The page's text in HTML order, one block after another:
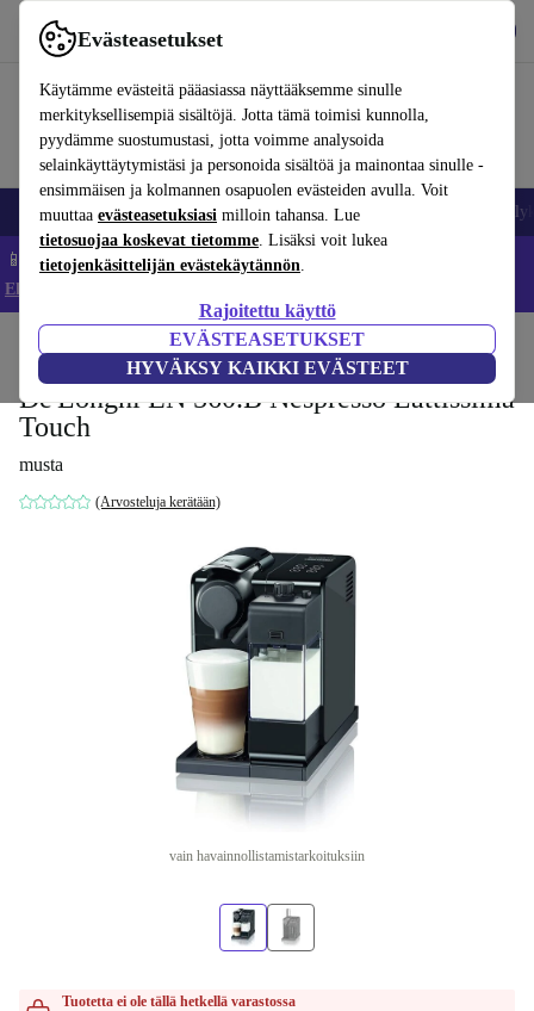
Evästeasetukset
Käytämme evästeitä pääasiassa näyttääksemme sinulle
merkityksellisempiä sisältöjä. Jotta tämä toimisi kunnolla,
pyydämme suostumustasi, jotta voimme analysoida
selainkäyttäytymistäsi ja personoida sisältöä ja mainontaa sinulle -
ensimmäisen ja kolmannen osapuolen evästeiden avulla. Voit
muuttaa evästeasetuksiasi milloin tahansa. Lue
tietosuojaa koskevat tietomme. Lisäksi voit lukea
tietojenkäsittelijän evästekäytännön.
Rajoitettu käyttö
EVÄSTEASETUKSET
HYVÄKSY KAIKKI EVÄSTEET
Käytä refurbed-palvelua nopeasti ja helposti
Matkapuhelimet ja älypuhelimet Kannettavat tietokoneet
📱 Säästä 5 % LISÄÄ iPhoneista – Koodi: IPHONEDEAL –
Ehdot ja säännöt
Juomat Kahvi
De'Longhi EN 560.B Nespresso Lattissima
Touch
musta
(Arvosteluja kerätään)
vain havainnollistamistarkoituksiin
Tuotetta ei ole tällä hetkellä varastossa